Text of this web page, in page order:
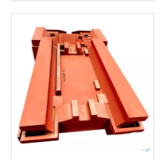
de moulage de métaux